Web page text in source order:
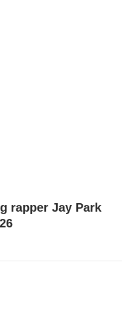
rapper Jay Park